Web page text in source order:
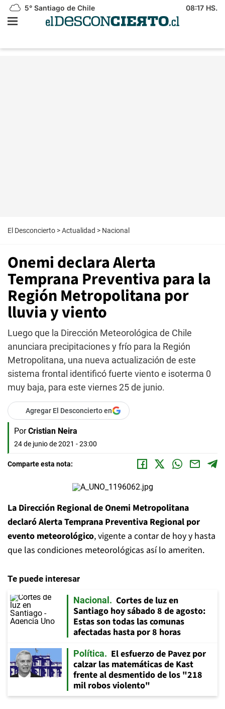
5° Santiago de Chile 08:17 HS.
El Desconcierto >Actualidad > Nacional
Onemi declara Alerta
Temprana Preventiva para la
Región Metropolitana por
lluvia y viento
Luego que la Dirección Meteorológica de Chile
anunciara precipitaciones y frío para la Región
Metropolitana, una nueva actualización de este
sistema frontal identificó fuerte viento e isoterma 0
muy baja, para este viernes 25 de junio.
Agregar El Desconcierto en
Por Cristian Neira
24 de junio de 2021 - 23:00
Comparte esta nota:
La Dirección Regional de Onemi Metropolitana
declaró Alerta Temprana Preventiva Regional por
evento meteorológico, vigente a contar de hoy y hasta
que las condiciones meteorológicas así lo ameriten.
Te puede interesar
Nacional
Cortes de luz en
Santiago hoy sábado 8 de agosto:
Estas son todas las comunas
afectadas hasta por 8 horas
Política
El esfuerzo de Pavez por
calzar las matemáticas de Kast
frente al desmentido de los "218
mil robos violento"